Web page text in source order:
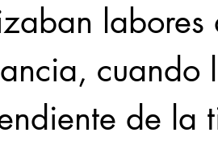
de la